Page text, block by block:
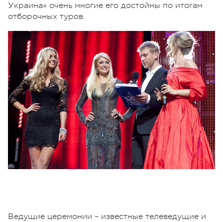
Украина» очень многие его достойны по итогам
отборочных туров.
Ведущие церемонии – известные телеведущие и